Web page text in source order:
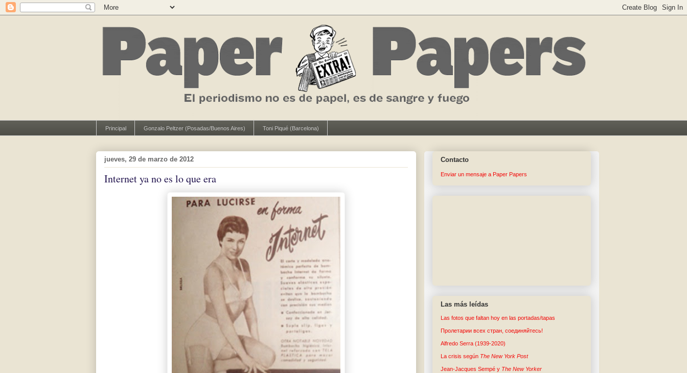
Principal Gonzalo Peltzer (Posadas/Buenos Aires) Toni Piqué (Barcelona)
jueves, 29 de marzo de 2012
Internet ya no es lo que era
Contacto
Enviar un mensaje a Paper Papers
Las más leídas
Las fotos que faltan hoy en las portadas/tapas
Пролетарии всех стран, соединяйтесь!
Alfredo Serra (1939-2020)
La crisis según The New York Post
Jean-Jacques Sempé y The New Yorker